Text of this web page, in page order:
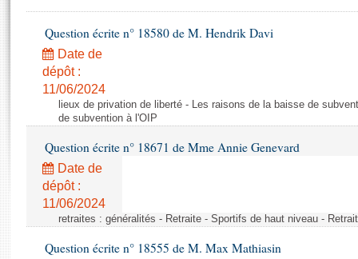
Propositions de loi
Amendements
Textes adoptés
Rapports d'information
Rapports législatifs
Rapports sur l'application des lois
Baromètre de l’application des lois
Histoire
Juniors
Anciennes législatures
Liens vers les sites publics
Photos libres de droit
Question écrite n° 18580 de M. Hendrik Davi
Date de
dépôt :
11/06/2024
lieux de privation de liberté - Les raisons de la baisse de
de subvention à l'OIP
Question écrite n° 18671 de Mme Annie Genevard
Date de
dépôt :
11/06/2024
retraites : généralités - Retraite - Sportifs de haut niveau -
Question écrite n° 18555 de M. Max Mathiasin